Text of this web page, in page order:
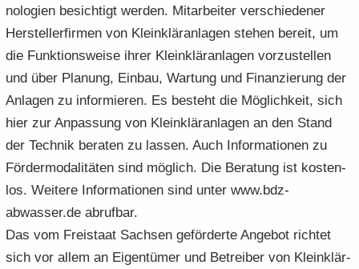
no­lo­gien be­sich­tigt wer­den. Mit­ar­bei­ter ver­schie­de­ner
Her­stel­ler­fir­men von Klein­klär­an­la­gen ste­hen be­reit, um
die Funk­ti­ons­wei­se ihrer Klein­klär­an­la­gen vor­zu­stel­len
und über Pla­nung, Ein­bau, War­tung und Fi­nan­zie­rung der
An­la­gen zu in­for­mie­ren. Es be­steht die Mög­lich­keit, sich
hier zur An­pas­sung von Klein­klär­an­la­gen an den Stand
der Tech­nik be­ra­ten zu las­sen. Auch In­for­ma­tio­nen zu
För­der­mo­da­li­tä­ten sind mög­lich. Die Be­ra­tung ist kos­ten­
los. Wei­te­re In­for­ma­tio­nen sind unter www.bdz-​
abwasser.de ab­ruf­bar.
Das vom Frei­staat Sach­sen ge­för­der­te An­ge­bot rich­tet
sich vor allem an Ei­gen­tü­mer und Be­trei­ber von Klein­klär­